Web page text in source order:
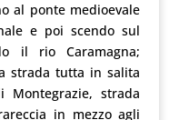
al ponte medioevale
e poi scendo sul
il rio Caramagna;
strada tutta in salita
strada
in mezzo agli